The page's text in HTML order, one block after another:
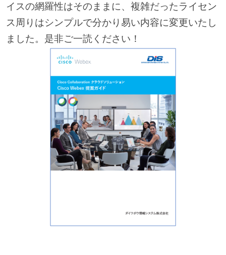
イスの網羅性はそのままに、複雑だったライセン
ス周りはシンプルで分かり易い内容に変更いたし
ました。是非ご一読ください！